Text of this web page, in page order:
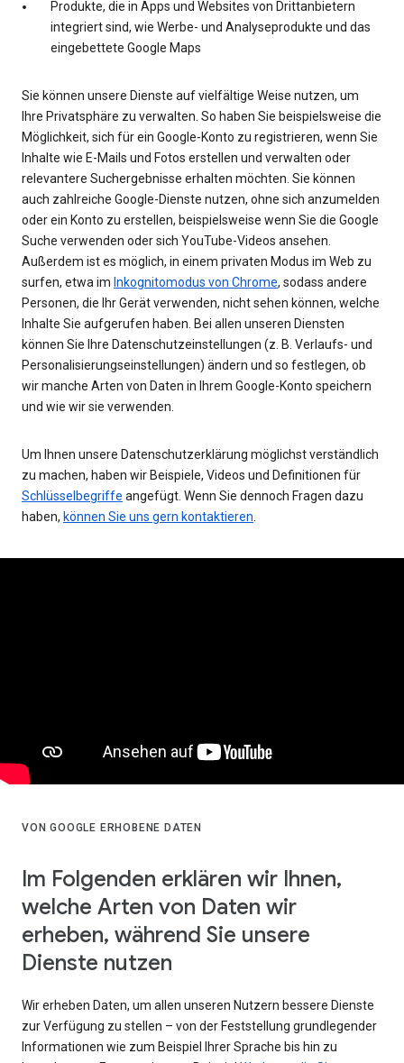
Produkte, die in Apps und Websites von Drittanbietern
integriert sind, wie Werbe- und Analyseprodukte und das
eingebettete Google Maps
Sie können unsere Dienste auf vielfältige Weise nutzen, um
Ihre Privatsphäre zu verwalten. So haben Sie beispielsweise die
Möglichkeit, sich für ein Google-Konto zu registrieren, wenn Sie
Inhalte wie E-Mails und Fotos erstellen und verwalten oder
relevantere Suchergebnisse erhalten möchten. Sie können
auch zahlreiche Google-Dienste nutzen, ohne sich anzumelden
oder ein Konto zu erstellen, beispielsweise wenn Sie die Google
Suche verwenden oder sich YouTube-Videos ansehen.
Außerdem ist es möglich, in einem privaten Modus im Web zu
surfen, etwa im Inkognitomodus von Chrome, sodass andere
Personen, die Ihr Gerät verwenden, nicht sehen können, welche
Inhalte Sie aufgerufen haben. Bei allen unseren Diensten
können Sie Ihre Datenschutzeinstellungen (z. B. Verlaufs- und
Personalisierungseinstellungen) ändern und so festlegen, ob
wir manche Arten von Daten in Ihrem Google-Konto speichern
und wie wir sie verwenden.
Um Ihnen unsere Datenschutzerklärung möglichst verständlich
zu machen, haben wir Beispiele, Videos und Definitionen für
Schlüsselbegriffe angefügt. Wenn Sie dennoch Fragen dazu
haben, können Sie uns gern kontaktieren
VON GOOGLE ERHOBENE DATEN
Im Folgenden erklären wir Ihnen,
welche Arten von Daten wir
erheben, während Sie unsere
Dienste nutzen
Wir erheben Daten, um allen unseren Nutzern bessere Dienste
zur Verfügung zu stellen – von der Feststellung grundlegender
Informationen wie zum Beispiel Ihrer Sprache bis hin zu